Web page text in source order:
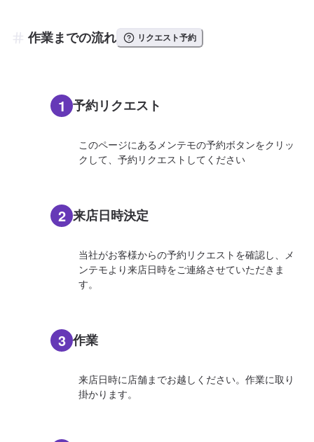
作業までの流れ リクエスト予約
1 予約リクエスト
このページにあるメンテモの予約ボタンをクリッ
クして、予約リクエストしてください
2 来店日時決定
当社がお客様からの予約リクエストを確認し、メ
ンテモより来店日時をご連絡させていただきま
す。
3 作業
来店日時に店舗までお越しください。作業に取り
掛かります。